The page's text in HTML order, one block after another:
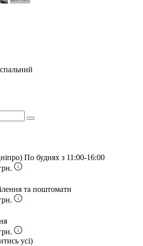
По буднях з 11:00-16:00
та поштомати
усі)